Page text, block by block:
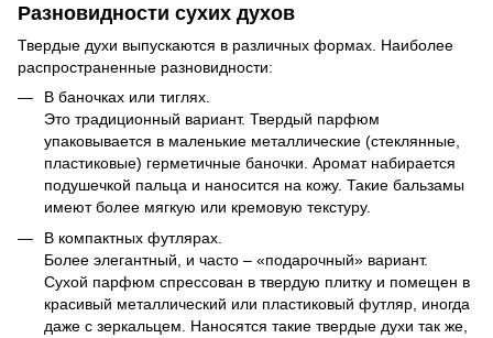
Разновидности сухих духов
Твердые духи выпускаются в различных формах. Наиболее
распространенные разновидности:
В баночках или тиглях.
Это традиционный вариант. Твердый парфюм
упаковывается в маленькие металлические (стеклянные,
пластиковые) герметичные баночки. Аромат набирается
подушечкой пальца и наносится на кожу. Такие бальзамы
имеют более мягкую или кремовую текстуру.
В компактных футлярах.
Более элегантный, и часто – «подарочный» вариант.
Сухой парфюм спрессован в твердую плитку и помещен в
красивый металлический или пластиковый футляр, иногда
даже с зеркальцем. Наносятся такие твердые духи так же,